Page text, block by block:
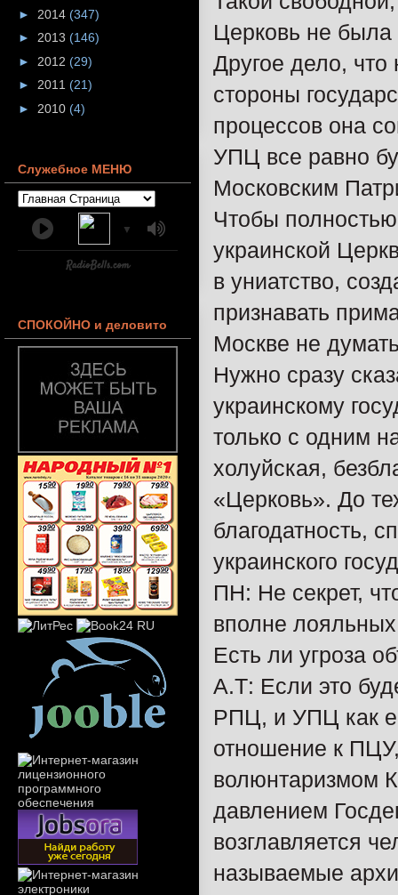
Церковь не была
Другое дело,
стороны
процессов она
УПЦ все равно
Московским
Чтобы
украинской
в униатство,
признавать
Москве не
Нужно сразу
украинскому
только с одним
холуйская,
«Церковь». До
благодатность,
украинского
ПН: Не секрет,
вполне
Есть ли угроза
А.Т: Если это
РПЦ, и УПЦ как
отношение к ПЦУ,
волюнтаризмом
давлением
возглавляется
называемые
► 2014 (347)
► 2013 (146)
► 2012 (29)
► 2011 (21)
► 2010 (4)
Служебное МЕНЮ
▼
СПОКОЙНО и деловито